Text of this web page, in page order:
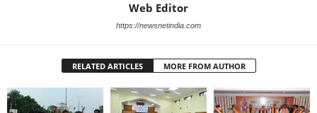
Web Editor
https://newsnetindia.com
RELATED ARTICLES MORE FROM AUTHOR